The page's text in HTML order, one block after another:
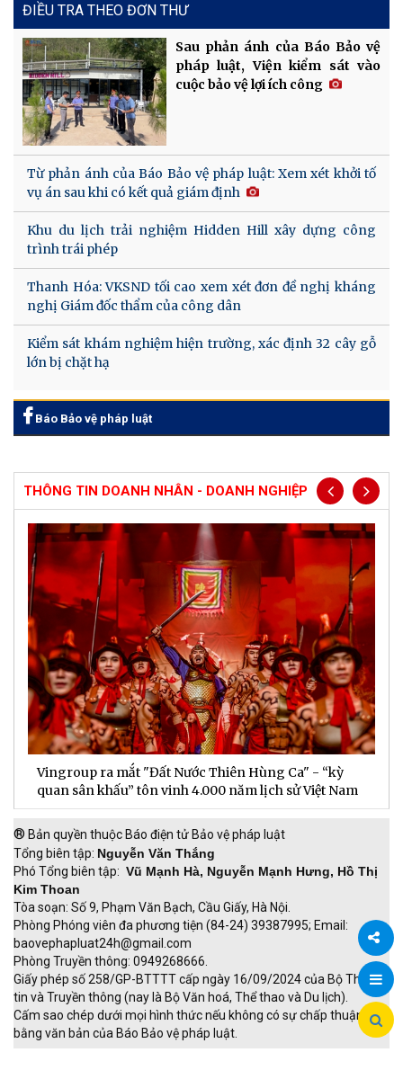
Chia
ĐIỀU TRA THEO ĐƠN THƯ
Sau phản ánh của Báo Bảo vệ
pháp luật, Viện kiểm sát vào
cuộc bảo vệ lợi ích công
Từ phản ánh của Báo Bảo vệ pháp luật: Xem xét khởi tố
vụ án sau khi có kết quả giám định
Khu du lịch trải nghiệm Hidden Hill xây dựng công
trình trái phép
Thanh Hóa: VKSND tối cao xem xét đơn đề nghị kháng
nghị Giám đốc thẩm của công dân
Kiểm sát khám nghiệm hiện trường, xác định 32 cây gỗ
lớn bị chặt hạ
Báo Bảo vệ pháp luật
THÔNG TIN DOANH NHÂN - DOANH NGHIỆP
Vingroup ra mắt "Đất Nước Thiên Hùng Ca" - “kỳ
quan sân khấu” tôn vinh 4.000 năm lịch sử Việt Nam
® Bản quyền thuộc Báo điện tử Bảo vệ pháp luật
Tổng biên tập: Nguyễn Văn Thắng
Phó Tổng biên tập: Vũ Mạnh Hà, Nguyễn Mạnh Hưng, Hồ Thị
Kim Thoan
Tòa soạn: Số 9, Phạm Văn Bạch, Cầu Giấy, Hà Nội.
Phòng Phóng viên đa phương tiện (84-24) 39387995; Email:
baovephapluat24h@gmail.com
Phòng Truyền thông: 0949268666.
Giấy phép số 258/GP-BTTTT cấp ngày 16/09/2024 của Bộ Thông
tin và Truyền thông (nay là Bộ Văn hoá, Thể thao và Du lịch).
Cấm sao chép dưới mọi hình thức nếu không có sự chấp thuận
bằng văn bản của Báo Bảo vệ pháp luật.